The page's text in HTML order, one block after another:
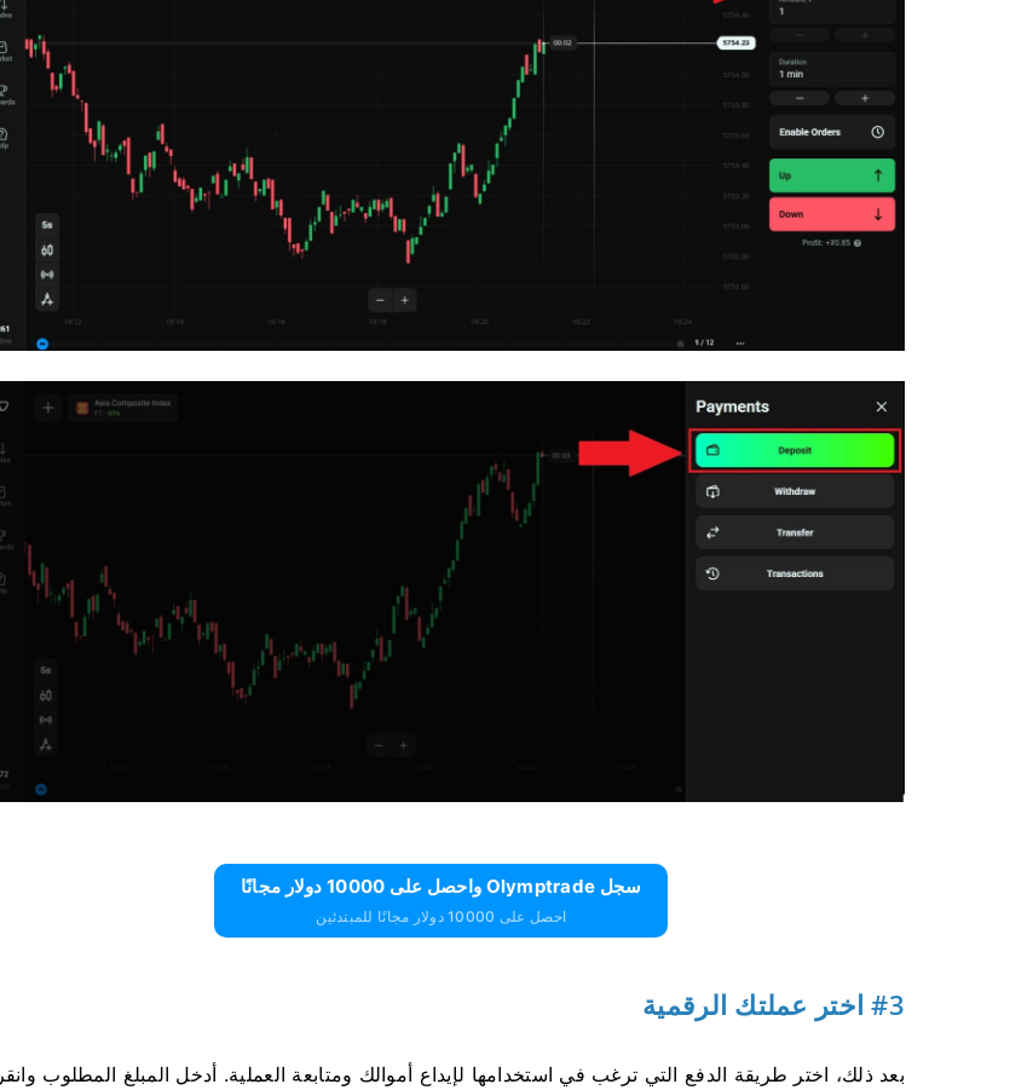
سجل Olymptrade واحصل على 10000 دولار مجانًا
احصل على 10000 دولار مجانًا للمبتدئين
#3 اختر عملتك الرقمية
بعد ذلك، اختر طريقة الدفع التي ترغب في استخدامها لإيداع أموالك ومتابعة العملية. أدخل المبلغ المطلوب وانقر